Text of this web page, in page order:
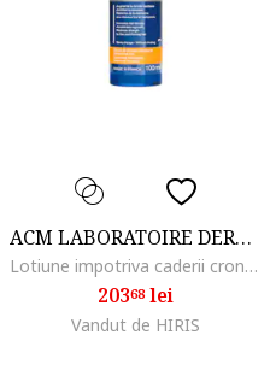
ACM LABORATOIRE DERMATOLOGIQUE
Lotiune impotriva caderii cronice a parului, Acm Novophane Chronic, 100 ml
20368lei
Vandut de HIRIS